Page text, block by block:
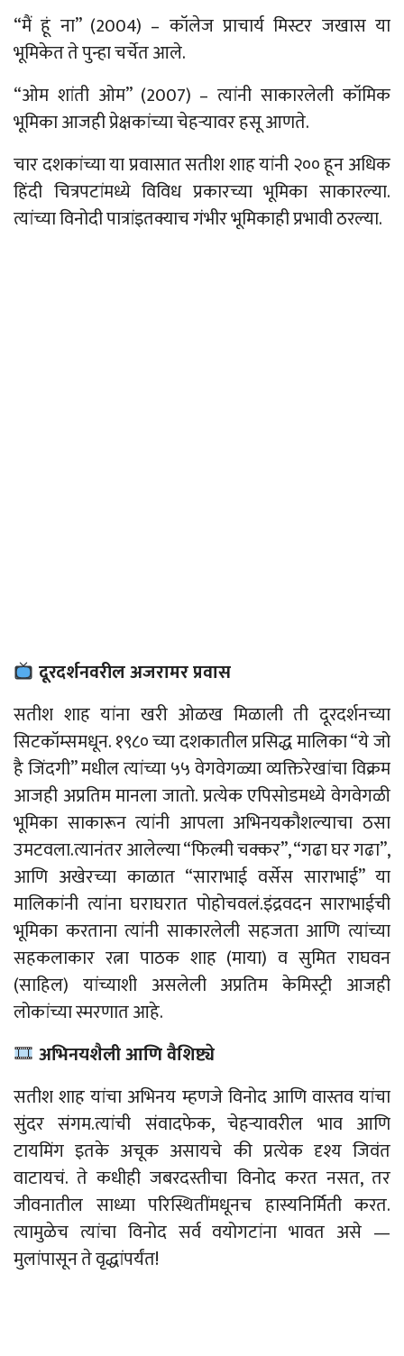
“मैं हूं ना” (2004) – कॉलेज प्राचार्य मिस्टर जखास या
भूमिकेत ते पुन्हा चर्चेत आले.
“ओम शांती ओम” (2007) – त्यांनी साकारलेली कॉमिक
भूमिका आजही प्रेक्षकांच्या चेहऱ्यावर हसू आणते.
चारदशकांच्याया प्रवासात सतीश शाहयांनी२०० हून अधिक
हिंदी चित्रपटांमध्ये विविध प्रकारच्या भूमिका साकारल्या.
त्यांच्या विनोदी पात्रांइतक्याच गंभीर भूमिकाही प्रभावी ठरल्या.
दूरदर्शनवरील अजरामर प्रवास
सतीश शाह यांना खरी ओळख मिळाली ती दूरदर्शनच्या
सिटकॉम्समधून.१९८० च्या दशकातील प्रसिद्ध मालिका “ये जो
है जिंदगी” मधील त्यांच्या ५५ वेगवेगळ्या व्यक्तिरेखांचा विक्रम
आजही अप्रतिम मानला जातो. प्रत्येक एपिसोडमध्ये वेगवेगळी
भूमिका साकारून त्यांनी आपला अभिनयकौशल्याचा ठसा
उमटवला.त्यानंतर आलेल्या “फिल्मी चक्कर”, “गढा घर गढा”,
आणि अखेरच्या काळात “साराभाई वर्सेस साराभाई” या
मालिकांनी त्यांना घराघरात पोहोचवलं.इंद्रवदनसाराभाईची
भूमिका करताना त्यांनी साकारलेली सहजता आणि त्यांच्या
सहकलाकार रत्ना पाठक शाह (माया) व सुमित राघवन
(साहिल) यांच्याशी असलेली अप्रतिम केमिस्ट्री आजही
लोकांच्या स्मरणात आहे.
अभिनयशैली आणि वैशिष्ट्ये
सतीश शाह यांचा अभिनय म्हणजे विनोद आणि वास्तव यांचा
सुंदर संगम.त्यांची संवादफेक, चेहऱ्यावरील भाव आणि
टायमिंग इतके अचूक असायचे की प्रत्येक दृश्य जिवंत
वाटायचं.ते कधीही जबरदस्तीचा विनोद करत नसत, तर
जीवनातील साध्यापरिस्थितींमधूनच हास्यनिर्मिती करत.
त्यामुळेच त्यांचा विनोद सर्व वयोगटांना भावत असे —
मुलांपासून ते वृद्धांपर्यंत!